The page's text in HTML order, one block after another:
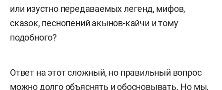
или изустно передаваемых легенд, мифов,
сказок, песнопений акынов-кайчи и тому
подобного?
Ответ на этот сложный, но правильный вопрос
можно долго объяснять и обосновывать. Но мы,